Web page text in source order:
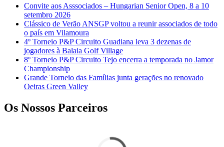
Convite aos Asssociados – Hungarian Senior Open, 8 a 10
setembro 2026
Clássico de Verão ANSGP voltou a reunir associados de todo
o país em Vilamoura
4º Torneio P&P Circuito Guadiana leva 3 dezenas de
jogadores à Balaia Golf Village
8º Torneio P&P Circuito Tejo encerra a temporada no Jamor
Championship
Grande Torneio das Famílias junta gerações no renovado
Oeiras Green Valley
Os Nossos Parceiros